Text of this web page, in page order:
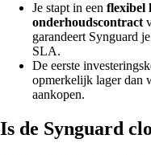
Je stapt in een flexibel
onderhoudscontract
garandeert Synguard
SLA.
De eerste
opmerkelijk lager dan
aankopen.
Is de Synguard